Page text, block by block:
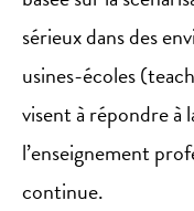
sérieux dans des
usines-écoles
visent à répondre à
l’enseignement
continue.